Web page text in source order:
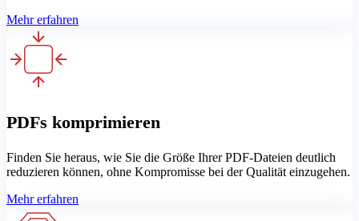
Mehr erfahren
PDFs komprimieren
Finden Sie heraus, wie Sie die Größe Ihrer PDF-Dateien deutlich
reduzieren können, ohne Kompromisse bei der Qualität einzugehen.
Mehr erfahren